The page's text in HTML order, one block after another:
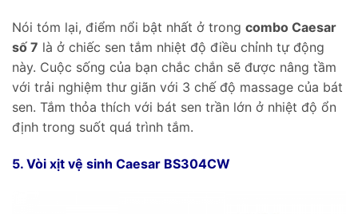
Nói tóm lại, điểm nổi bật nhất ở trong combo Caesar
số 7 là ở chiếc sen tắm nhiệt độ điều chỉnh tự động
này. Cuộc sống của bạn chắc chắn sẽ được nâng tầm
với trải nghiệm thư giãn với 3 chế độ massage của bát
sen. Tắm thỏa thích với bát sen trần lớn ở nhiệt độ ổn
định trong suốt quá trình tắm.
5. Vòi xịt vệ sinh Caesar BS304CW